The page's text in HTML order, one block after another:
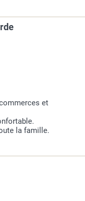
et
la famille.